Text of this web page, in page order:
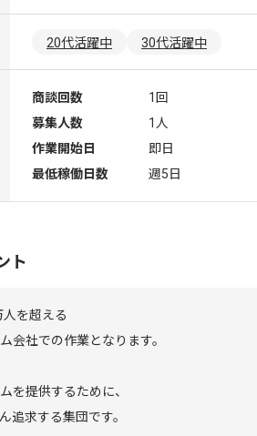
20代活躍中 30代活躍中
商談回数
1回
募集人数
1人
作業開始日
即日
最低稼働日数
週5日
ト
を超える
会社での作業となります。
を提供するために、
追求する集団です。